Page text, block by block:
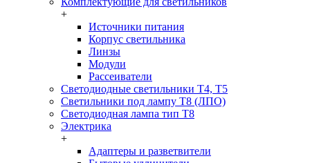
+
Источники питания
Корпус светильника
Линзы
Модули
Рассеиватели
Светодиодные светильники T4, T5
Светильники под лампу Т8 (ЛПО)
Светодиодная лампа тип T8
Электрика
+
Адаптеры и разветвители